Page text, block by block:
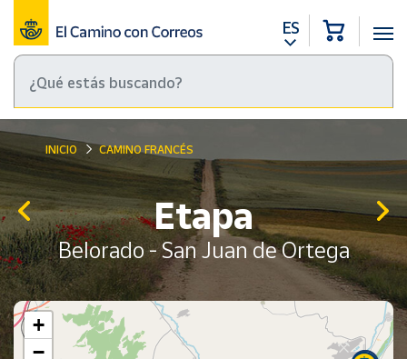
ES
INICIO CAMINO FRANCÉS
Etapa
Belorado - San Juan de Ortega
+
−